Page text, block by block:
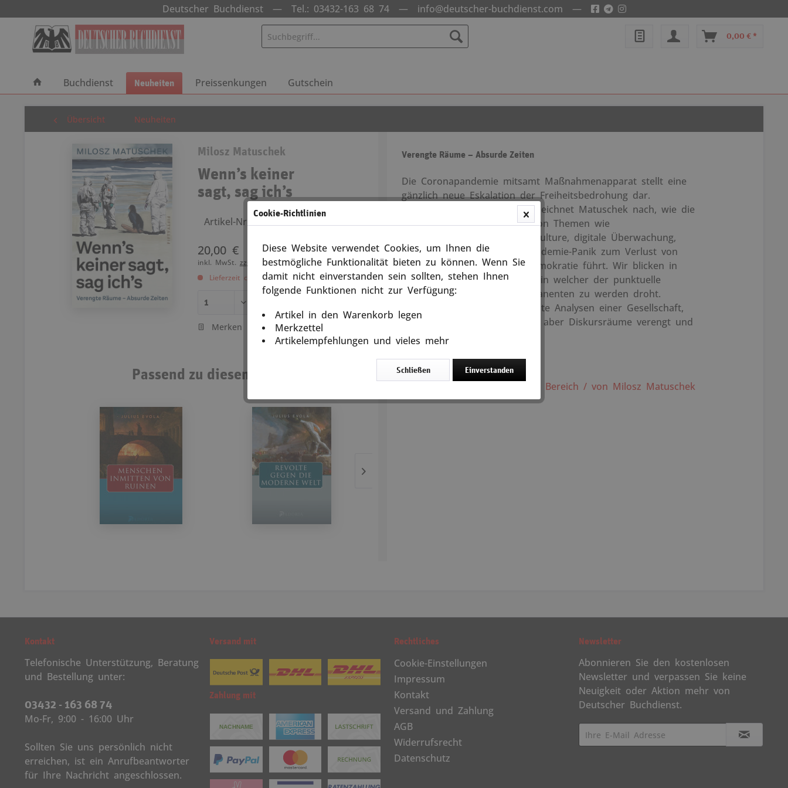
Deutscher Buchdienst — Tel.: 03432-163 68 74— info@deutscher-buchdienst.com —
0,00 € *
Buchdienst Neuheiten Preissenkungen Gutschein
Übersicht Neuheiten
Milosz Matuschek
Wenn’s keiner
sagt, sag ich’s
Artikel-Nr.: 13234
20,00 €
inkl. MwSt. zzgl. Versandkosten
Lieferzeit ca. 5 Tage
Merken
Passend zu diesem Artikel
Verengte Räume – Absurde Zeiten
Die Coronapandemie mitsamt Maßnahmenapparat stellt eine
gänzlich neue Eskalation der Freiheitsbedrohung dar.
Hellsichtig wie unnachgiebig zeichnet Matuschek nach, wie die
unbehagliche Überlagerung von Themen wie
Machtkonzentration, Cancel Culture, digitale Überwachung,
Mehrfach-Impfungen und Pandemie-Panik zum Verlust von
Freiheit, Transparenz und Demokratie führt. Wir blicken in
den Abgrund einer Dystopie, in welcher der punktuelle
Ausnahmezustand zum permanenten zu werden droht.
Matuscheks Texte sind brillante Analysen einer Gesellschaft,
die zwar Vielfalt preist, dabei aber Diskursräume verengt und
Opportunität belohnt.
256 Seiten, Klappenbroschur.
Weitere Produkte aus dem Bereich / von Milosz Matuschek
Kontakt
Telefonische Unterstützung, Beratung
und Bestellung unter:
03432 - 163 68 74
Mo-Fr, 9:00 - 16:00 Uhr
Sollten Sie uns persönlich nicht
erreichen, ist ein Anrufbeantworter
für Ihre Nachricht angeschlossen.
Versand mit
Zahlung mit
Rechtliches
Cookie-Einstellungen
Impressum
Kontakt
Versand und Zahlung
AGB
Widerrufsrecht
Datenschutz
Newsletter
Abonnieren Sie den kostenlosen
Newsletter und verpassen Sie keine
Neuigkeit oder Aktion mehr von
Deutscher Buchdienst.
Cookie-Richtlinien
Diese Website verwendet Cookies, um Ihnen die
bestmögliche Funktionalität bieten zu können. Wenn Sie
damit nicht einverstanden sein sollten, stehen Ihnen
folgende Funktionen nicht zur Verfügung:
Artikel in den Warenkorb legen
Merkzettel
Artikelempfehlungen und vieles mehr
Einverstanden
Schließen